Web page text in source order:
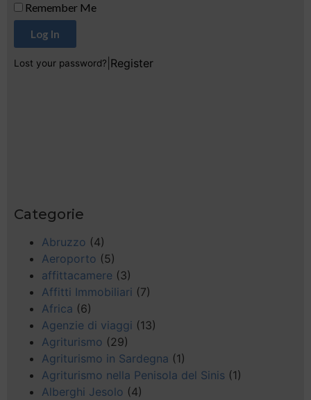
Remember Me
Log In
Lost your password? Register
Categorie
Abruzzo (4)
Aeroporto (5)
affittacamere (3)
Affitti Immobiliari (7)
Africa (6)
Agenzie di viaggi (13)
Agriturismo (29)
Agriturismo in Sardegna (1)
Agriturismo nella Penisola del Sinis (1)
Alberghi Jesolo (4)